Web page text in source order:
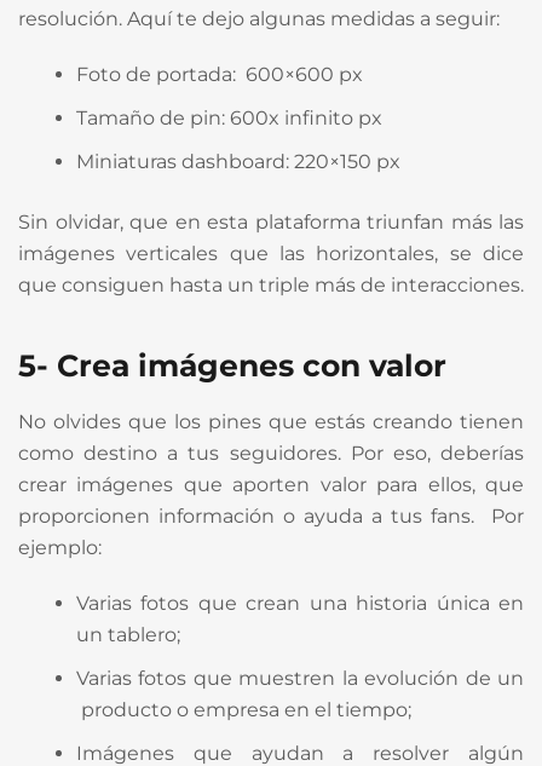
resolución. Aquí te dejo algunas medidas a seguir:
Foto de portada: 600×600 px
Tamaño de pin: 600x infinito px
Miniaturas dashboard: 220×150 px
Sin olvidar, que en esta plataforma triunfan más las
imágenes verticales que las horizontales, se dice
que consiguen hasta un triple más de interacciones.
5- Crea imágenes con valor
No olvides que los pines que estás creando tienen
como destino a tus seguidores. Por eso, deberías
crear imágenes que aporten valor para ellos, que
proporcionen información o ayuda a tus fans. Por
ejemplo:
Varias fotos que crean una historia única en
un tablero;
Varias fotos que muestren la evolución de un
producto o empresa en el tiempo;
Imágenes que ayudan a resolver algún